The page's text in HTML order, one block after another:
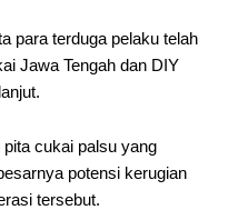
para terduga pelaku telah
Jawa Tengah dan DIY
cukai palsu yang
potensi kerugian
tersebut.